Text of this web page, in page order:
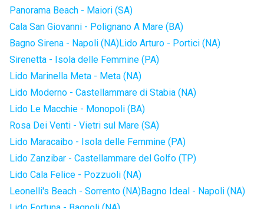
Panorama Beach - Maiori (SA)
Cala San Giovanni - Polignano A Mare (BA)
Bagno Sirena - Napoli (NA)Lido Arturo - Portici (NA)
Sirenetta - Isola delle Femmine (PA)
Lido Marinella Meta - Meta (NA)
Lido Moderno - Castellammare di Stabia (NA)
Lido Le Macchie - Monopoli (BA)
Rosa Dei Venti - Vietri sul Mare (SA)
Lido Maracaibo - Isola delle Femmine (PA)
Lido Zanzibar - Castellammare del Golfo (TP)
Lido Cala Felice - Pozzuoli (NA)
Leonelli's Beach - Sorrento (NA)Bagno Ideal - Napoli (NA)